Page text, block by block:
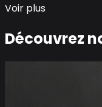
Voir plus
Découvrez